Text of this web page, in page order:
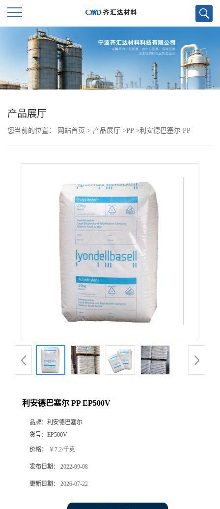
首
页
公
品
厅
产品展厅
您当前的位置： 网站首页 > 产品展厅 >PP >利安德巴塞尔 PP
利安德巴塞尔 PP EP500V
品牌： 利安德巴塞尔
货号： EP500V
价格： ￥7.2/千克
发布日期： 2022-09-08
更新日期： 2026-07-22